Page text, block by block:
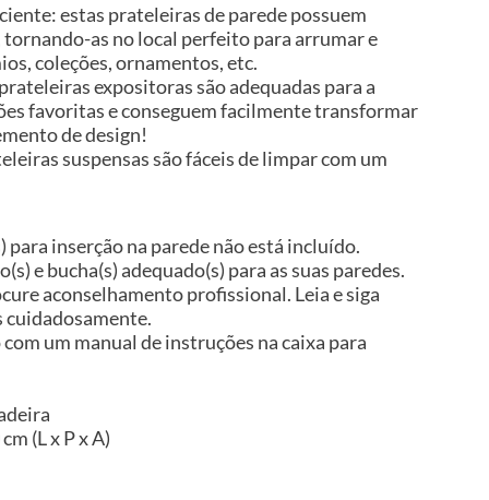
estas prateleiras de parede possuem
as no local perfeito para arrumar e
coleções, ornamentos, etc.
expositoras são adequadas para a
favoritas e conseguem facilmente transformar
de design!
suspensas são fáceis de limpar com um
para inserção na parede não está incluído.
e bucha(s) adequado(s) para as suas paredes.
aconselhamento profissional. Leia e siga
cuidadosamente.
um manual de instruções na caixa para
(L x P x A)